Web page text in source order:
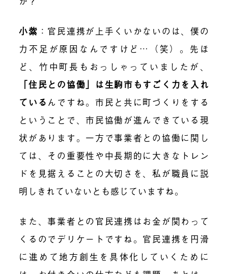
小紫 ：官民連携が上手くいかないのは、僕の
力不足が原因なんですけど…（笑）。先ほ
ど、竹中町長もおっしゃっていましたが、
「住民との協働」は生駒市もすごく力を入れ
ている んですね。市民と共に町づくりをする
ということで、市民協働が進んできている現
状があります。一方で事業者との協働に関し
ては、その重要性や中長期的に大きなトレン
ドを見据えることの大切さを、私が職員に説
明しきれていないとも感じていますね。
また、事業者との官民連携はお金が関わって
くるのでデリケートですね。官民連携を円滑
に進めて地方創生を具体化していくために